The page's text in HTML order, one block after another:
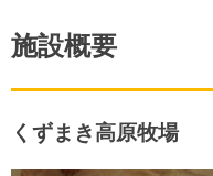
施設概要
くずまき高原牧場